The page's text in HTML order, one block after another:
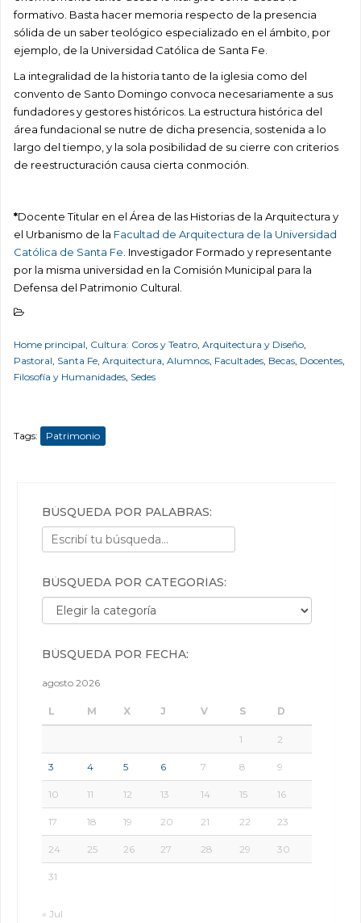
formativo. Basta hacer memoria respecto de la presencia
sólida de un saber teológico especializado en el ámbito, por
ejemplo, de la Universidad Católica de Santa Fe.
La integralidad de la historia tanto de la iglesia como del
convento de Santo Domingo convoca necesariamente a sus
fundadores y gestores históricos. La estructura histórica del
área fundacional se nutre de dicha presencia, sostenida a lo
largo del tiempo, y la sola posibilidad de su cierre con criterios
de reestructuración causa cierta conmoción.
*Docente Titular en el Área de las Historias de la Arquitectura y
el Urbanismo de la Facultad de Arquitectura de la Universidad
Católica de Santa Fe . Investigador Formado y representante
por la misma universidad en la Comisión Municipal para la
Defensa del Patrimonio Cultural.
Home principal, Cultura: Coros y Teatro, Arquitectura y Diseño,
Pastoral, Santa Fe, Arquitectura, Alumnos, Facultades, Becas, Docentes,
Filosofía y Humanidades, Sedes
Tags: Patrimonio
BÚSQUEDA POR PALABRAS:
BÚSQUEDA POR CATEGORÍAS:
Búsqueda por categorías:
BÚSQUEDA POR FECHA:
agosto 2026
L M X J V S D
1 2
3 4 5 6 7 8 9
10 11 12 13 14 15 16
17 18 19 20 21 22 23
24 25 26 27 28 29 30
31
« Jul